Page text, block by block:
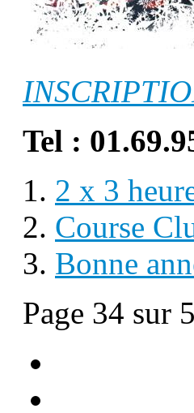
Tel :
2 x 3
Course
Bonne
Page 34 sur